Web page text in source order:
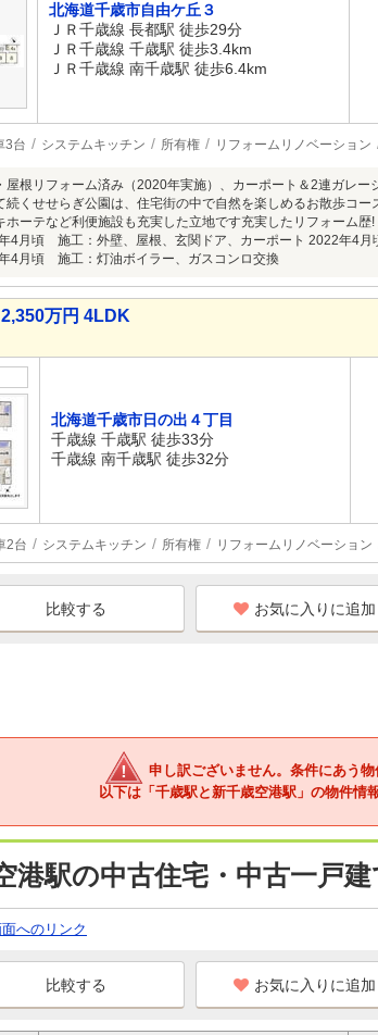
北海道千歳市自由ケ丘３
ＪＲ千歳線 長都駅 徒歩29分
ＪＲ千歳線 千歳駅 徒歩3.4km
ＪＲ千歳線 南千歳駅 徒歩6.4km
3台 システムキッチン 所有権 リフォームリノベーション
屋根リフォーム済み（2020年実施）、カーポート＆2連ガレ
続くせせらぎ公園は、住宅街の中で自然を楽しめるお散歩コ
ホーテなど利便施設も充実した立地です充実したリフォーム
4月頃 施工：外壁、屋根、玄関ドア、カーポート 2022年4
4月頃 施工：灯油ボイラー、ガスコンロ交換
万円 4LDK
北海道千歳市日の出４丁目
千歳線 千歳駅 徒歩33分
千歳線 南千歳駅 徒歩32分
2台 システムキッチン 所有権 リフォームリノベーション
お気に入りに追加
申し訳ございません。条件にあう
以下は「千歳駅と新千歳空港駅」の物件情
港駅の中古住宅・中古一戸
へのリンク
お気に入りに追加